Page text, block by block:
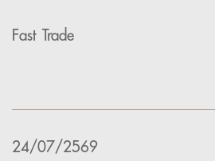
Fast Trade
24/07/2569